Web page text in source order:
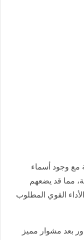
مع وجود أسماء
مما قد يضعهم
القوي المطلوب
بعد مشوار مميز